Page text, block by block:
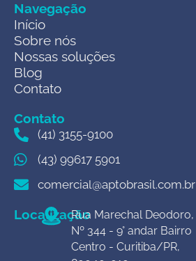
Navegação
Início
Sobre nós
Nossas soluções
Blog
Contato
Contato
(41) 3155-9100
(43) 99617 5901
comercial@aptobrasil.com.br
LocalizaçãoRua Marechal Deodoro,
Nº 344 - 9° andar Bairro
Centro - Curitiba/PR,